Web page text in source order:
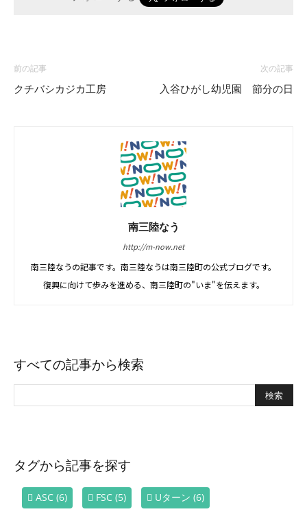
前の記事
クチバシカジカ工房
次の記事
入谷ひがし幼児園 節分の日
南三陸なう
http://m-now.net
南三陸なうの記事です。南三陸なうは南三陸町の公式ブログです。
復興に向けて歩みを進める、南三陸町の"いま"を伝えます。
すべての記事から検索
タグから記事を探す
ASC (6) FSC (5) Uターン (6)